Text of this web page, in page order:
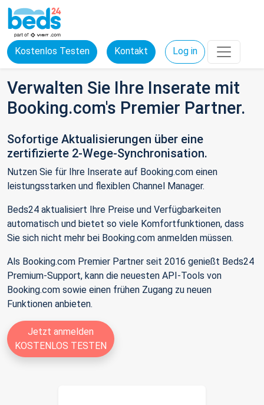
Kostenlos Testen Kontakt Log in
Verwalten Sie Ihre Inserate mit
Booking.com's Premier Partner.
Sofortige Aktualisierungen über eine
zertifizierte 2-Wege-Synchronisation.
Nutzen Sie für Ihre Inserate auf Booking.com einen
leistungsstarken und flexiblen Channel Manager.
Beds24 aktualisiert Ihre Preise und Verfügbarkeiten
automatisch und bietet so viele Komfortfunktionen, dass
Sie sich nicht mehr bei Booking.com anmelden müssen.
Als Booking.com Premier Partner seit 2016 genießt Beds24
Premium-Support, kann die neuesten API-Tools von
Booking.com sowie einen frühen Zugang zu neuen
Funktionen anbieten.
Jetzt anmelden
KOSTENLOS TESTEN